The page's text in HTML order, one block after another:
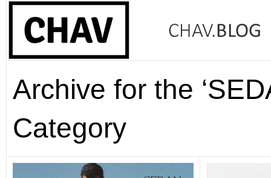
Archive for the
Category